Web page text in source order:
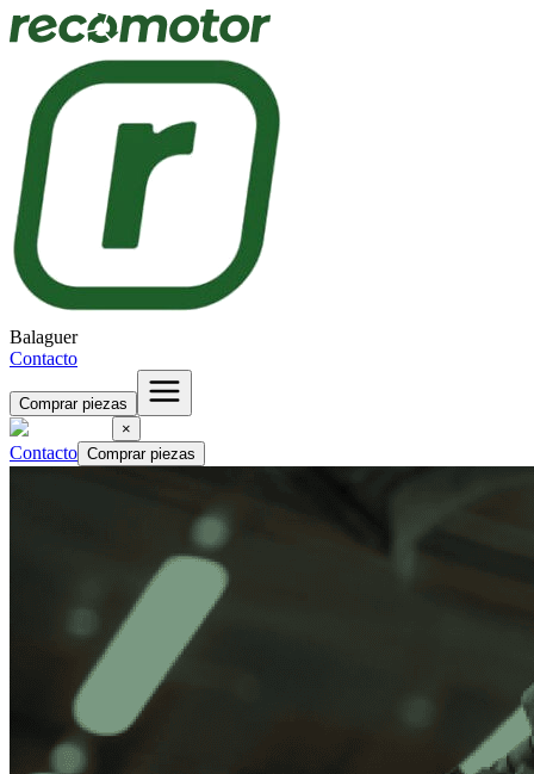
Balaguer
Contacto
Comprar piezas
×
Contacto Comprar piezas